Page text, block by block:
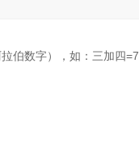
伯数字），如：三加四=7